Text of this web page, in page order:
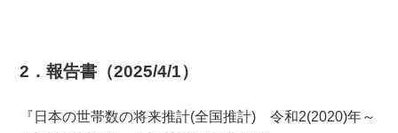
2．報告書（2025/4/1）
『日本の世帯数の将来推計(全国推計) 令和2(2020)年～